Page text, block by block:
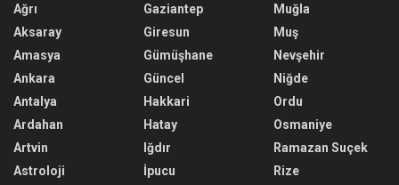
Ağrı
Aksaray
Amasya
Ankara
Antalya
Ardahan
Artvin
Astroloji
Gaziantep
Giresun
Gümüşhane
Güncel
Hakkari
Hatay
Iğdır
İpucu
Muğla
Muş
Nevşehir
Niğde
Ordu
Osmaniye
Ramazan Suçek
Rize